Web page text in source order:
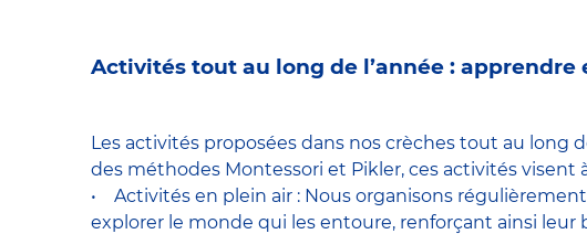
Activités tout au long de l’année : apprendre
Les activités proposées dans nos crèches tout au
des méthodes Montessori et Pikler, ces activités
• Activités en plein air : Nous organisons
explorer le monde qui les entoure, renforçant ainsi